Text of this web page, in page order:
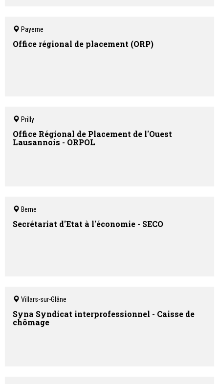
Payerne
Office régional de placement (ORP)
Prilly
Office Régional de Placement de l'Ouest
Lausannois - ORPOL
Berne
Secrétariat d'Etat à l'économie - SECO
Villars-sur-Glâne
Syna Syndicat interprofessionnel - Caisse de
chômage